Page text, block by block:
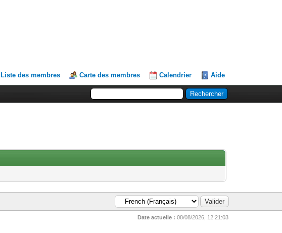
Liste des membres Carte des membres Calendrier Aide
Date actuelle : 08/08/2026, 12:21:03